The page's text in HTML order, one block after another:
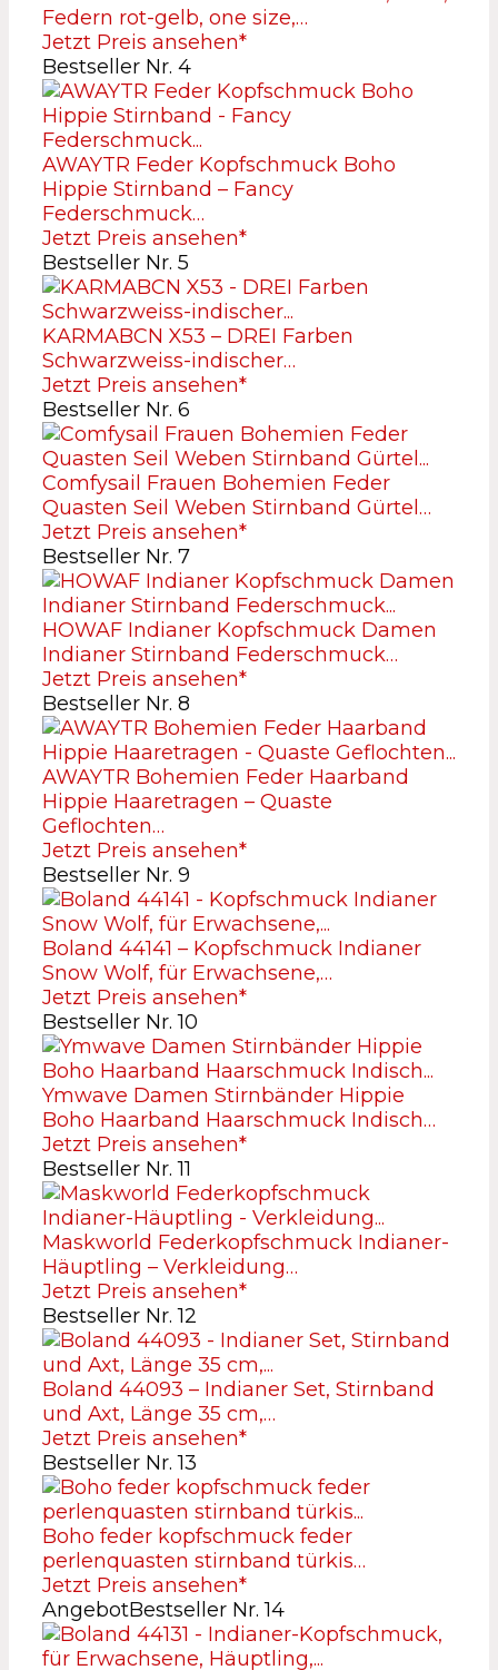
Federn rot-gelb, one size,…
Jetzt Preis ansehen*
Bestseller Nr. 4
AWAYTR Feder Kopfschmuck Boho
Hippie Stirnband – Fancy
Federschmuck…
Jetzt Preis ansehen*
Bestseller Nr. 5
KARMABCN X53 – DREI Farben
Schwarzweiss-indischer…
Jetzt Preis ansehen*
Bestseller Nr. 6
Comfysail Frauen Bohemien Feder
Quasten Seil Weben Stirnband Gürtel…
Jetzt Preis ansehen*
Bestseller Nr. 7
HOWAF Indianer Kopfschmuck Damen
Indianer Stirnband Federschmuck…
Jetzt Preis ansehen*
Bestseller Nr. 8
AWAYTR Bohemien Feder Haarband
Hippie Haaretragen – Quaste
Geflochten…
Jetzt Preis ansehen*
Bestseller Nr. 9
Boland 44141 – Kopfschmuck Indianer
Snow Wolf, für Erwachsene,…
Jetzt Preis ansehen*
Bestseller Nr. 10
Ymwave Damen Stirnbänder Hippie
Boho Haarband Haarschmuck Indisch…
Jetzt Preis ansehen*
Bestseller Nr. 11
Maskworld Federkopfschmuck Indianer-
Häuptling – Verkleidung…
Jetzt Preis ansehen*
Bestseller Nr. 12
Boland 44093 – Indianer Set, Stirnband
und Axt, Länge 35 cm,…
Jetzt Preis ansehen*
Bestseller Nr. 13
Boho feder kopfschmuck feder
perlenquasten stirnband türkis…
Jetzt Preis ansehen*
AngebotBestseller Nr. 14